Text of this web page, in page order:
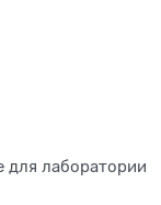
для лаборатории